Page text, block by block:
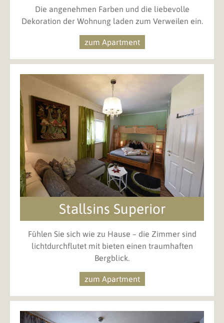
Die angenehmen Farben und die liebevolle
Dekoration der Wohnung laden zum Verweilen ein.
zum Apartment
Stallsins Superior
Fühlen Sie sich wie zu Hause – die Zimmer sind
lichtdurchflutet mit bieten einen traumhaften
Bergblick.
zum Apartment